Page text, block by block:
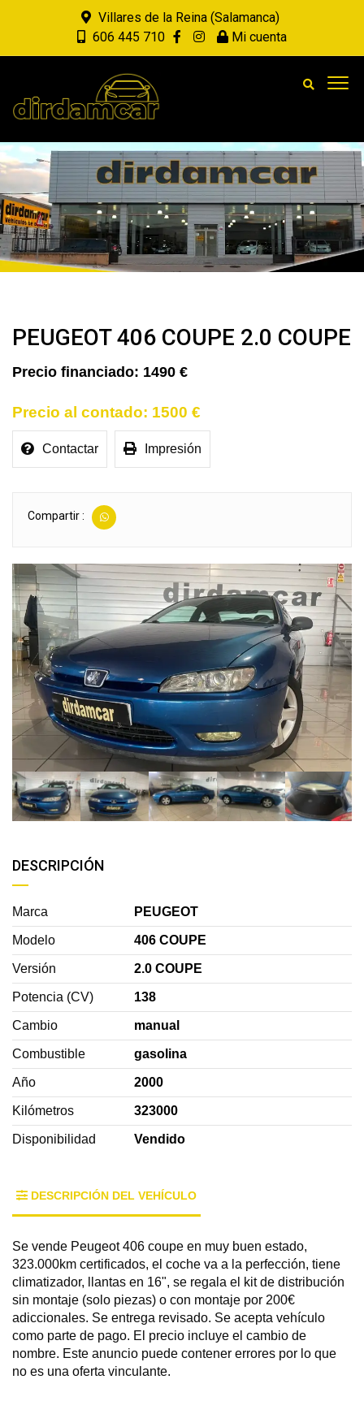
Villares de la Reina (Salamanca)
606 445 710
Mi cuenta
PEUGEOT 406 COUPE 2.0 COUPE
1490 €
1500 €
Contactar Impresión
Compartir :
DESCRIPCIÓN
Marca PEUGEOT
Modelo 406 COUPE
Versión 2.0 COUPE
Potencia (CV) 138
Cambio manual
Combustible gasolina
Año 2000
Kilómetros 323000
Disponibilidad Vendido
DESCRIPCIÓN DEL VEHÍCULO
Se vende Peugeot 406 coupe en muy buen estado,
323.000km certificados, el coche va a la perfección, tiene
climatizador, llantas en 16", se regala el kit de distribución
sin montaje (solo piezas) o con montaje por 200€
adiccionales. Se entrega revisado. Se acepta vehículo
como parte de pago. El precio incluye el cambio de
nombre. Este anuncio puede contener errores por lo que
no es una oferta vinculante.